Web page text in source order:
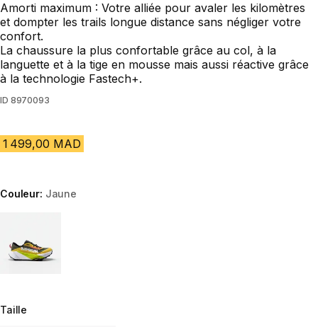
Amorti maximum : Votre alliée pour avaler les kilomètres
et dompter les trails longue distance sans négliger votre
confort.
La chaussure la plus confortable grâce au col, à la
languette et à la tige en mousse mais aussi réactive grâce
à la technologie Fastech+.
ID 8970093
1 499,00 MAD
Couleur: Jaune
Taille